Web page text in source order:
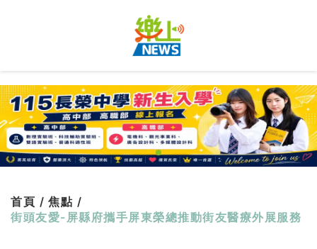
首頁 / 焦點 /
街頭友愛-屏縣府攜手屏東榮總推動街友醫療外展服務